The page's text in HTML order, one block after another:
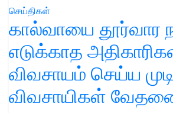
செய்திகள்
கால்வாயை தூர்வார
எடுக்காத
விவசாயம் செய்ய
விவசாயிகள்